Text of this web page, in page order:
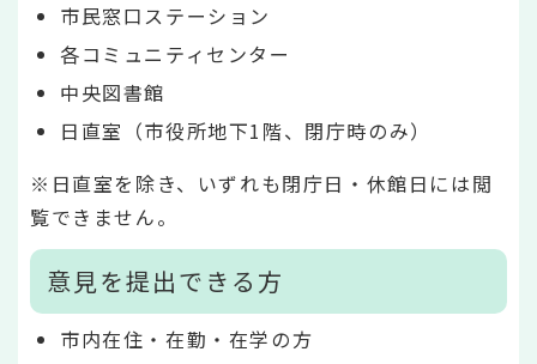
市民窓口ステーション
各コミュニティセンター
中央図書館
日直室（市役所地下1階、閉庁時のみ）
※日直室を除き、いずれも閉庁日・休館日には閲
覧できません。
意見を提出できる方
市内在住・在勤・在学の方